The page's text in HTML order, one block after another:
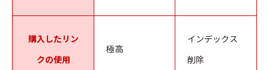
購入したリン
クの使用
極高
インデックス
削除